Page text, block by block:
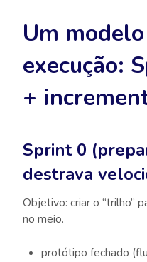
Um
execução:
+
Sprint 0
destrava
Objetivo: criar o “trilho”
no meio.
protótipo fechado